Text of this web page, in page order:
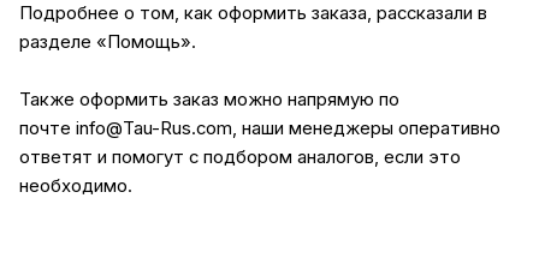
Подробнее о том, как оформить заказа, рассказали в
разделе «Помощь».
Также оформить заказ можно напрямую по
почте info@Tau-Rus.com, наши менеджеры оперативно
ответят и помогут с подбором аналогов, если это
необходимо.